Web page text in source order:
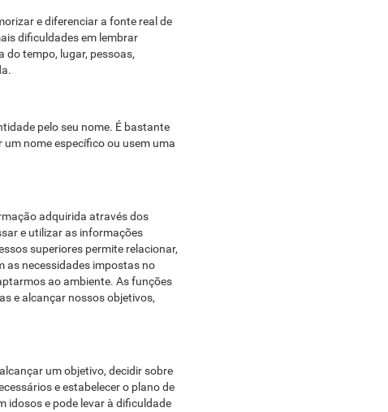
e diferenciar a fonte real de
dificuldades em lembrar
do tempo, lugar, pessoas,
pelo seu nome. É bastante
nome específico ou usem uma
adquirida através dos
e utilizar as informações
superiores permite relacionar,
as necessidades impostas no
ao ambiente. As funções
e alcançar nossos objetivos,
um objetivo, decidir sobre
e estabelecer o plano de
idosos e pode levar à dificuldade